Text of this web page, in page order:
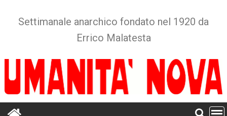
Settimanale anarchico fondato nel 1920 da
Errico Malatesta